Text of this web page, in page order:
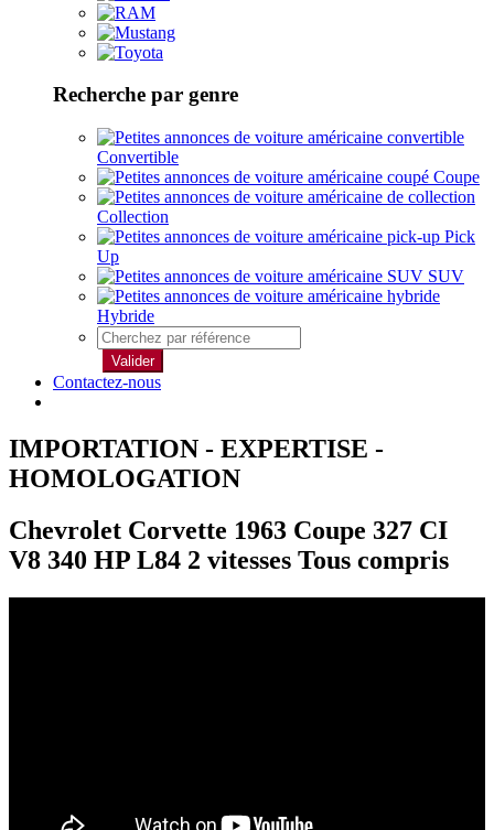
Recherche par genre
Convertible
Coupe
Collection
Pick
Up
SUV
Hybride
Valider
Contactez-nous
IMPORTATION - EXPERTISE -
HOMOLOGATION
Chevrolet Corvette 1963 Coupe 327 CI
V8 340 HP L84 2 vitesses Tous compris